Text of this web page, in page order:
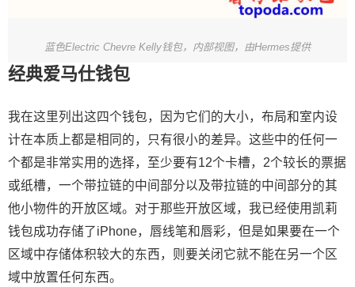
蓝色Electric Chevre Kelly钱包，内部视图，由Hermes提供
经典爱马仕钱包
我在这里列出这四个钱包，因为它们的大小，布局和室内设
计在本质上都是相同的，只有很小的差异。这些中的任何一
个都是非常实用的选择，至少要有12个卡槽，2个较长的票据
或纸槽，一个带拉链的中间部分以及带拉链的中间部分的其
他小物件的开放区域。对于那些开放区域，我已经使用凯莉
钱包成功存储了iPhone，唇线笔和唇彩，但是如果要在一个
区域中存储体积较大的东西，则要关闭它就不能在另一个区
域中放置任何东西。